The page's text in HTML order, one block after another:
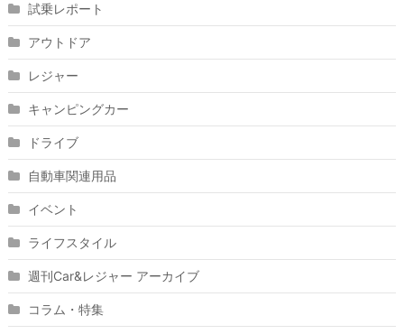
試乗レポート
アウトドア
レジャー
キャンピングカー
ドライブ
自動車関連用品
イベント
ライフスタイル
週刊Car&レジャー アーカイブ
コラム・特集